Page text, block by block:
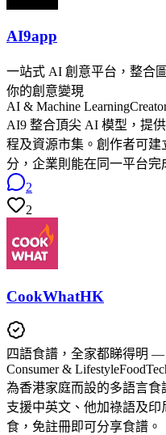
AI9app
一站式 AI 創意平台，整合
你的創意變現
AI & Machine Learning
AI9 整合頂尖 AI 模型，提
程及資源市集。創作者可
分，企業則能在同一平台完
2
2
CookWhatHK
四語食譜，全家都睇得明
Consumer & Lifestyle
為香港家庭而設的多語言食
支援中英文、他加祿語及
食，免註冊即可分享食譜。